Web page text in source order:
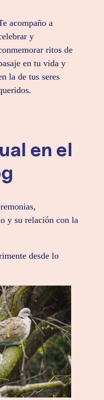
acompaño a
y
ritos de
en tu vida y
la de tus seres
en el
y su relación con la
desde lo